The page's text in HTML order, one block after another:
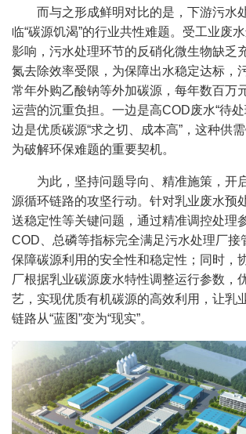
而与之形成鲜明对比的是，下游污水
临“碳源饥渴”的行业共性难题。受工业废
影响，污水处理环节的反硝化微生物缺乏
氮去除效率受限，为保障出水稳定达标，
常年外购乙酸钠等外加碳源，每年数百万
运营的沉重负担。一边是高COD废水“待
边是优质碳源“求之切、成本高”，这种供
为破解环保难题的重要契机。
为此，坚持问题导向、精准施策，开
源循环链路的攻坚行动。针对乳业废水预
送稳定性等关键问题，通过精准调控处理
COD、总磷等指标完全满足污水处理厂接
保障碳源利用的安全性和稳定性；同时，
厂根据乳业碳源废水特性调整运行参数，
艺，实现优质有机碳源的高效利用，让乳
链路从“蓝图”变为“现实”。